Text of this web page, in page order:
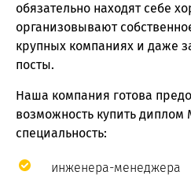
обязательно находят себе
организовывают
крупных компаниях и даже
посты.
Наша компания готова
возможность купить
специальность:
инженера-менеджера